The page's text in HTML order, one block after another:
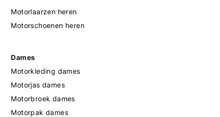
Motorlaarzen heren
Motorschoenen heren
Dames
Motorkleding dames
Motorjas dames
Motorbroek dames
Motorpak dames